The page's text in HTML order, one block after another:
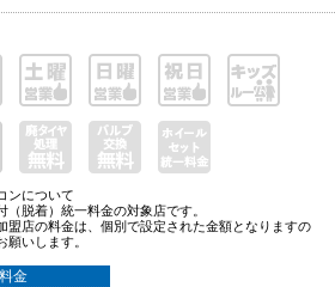
ンについて
（脱着）統一料金の対象店です。
盟店の料金は、個別で設定された金額となりますの
いします。
金